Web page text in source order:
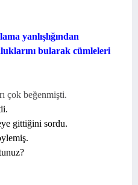
yanlışlığından
bularak cümleleri
çok beğenmişti.
gittiğini sordu.